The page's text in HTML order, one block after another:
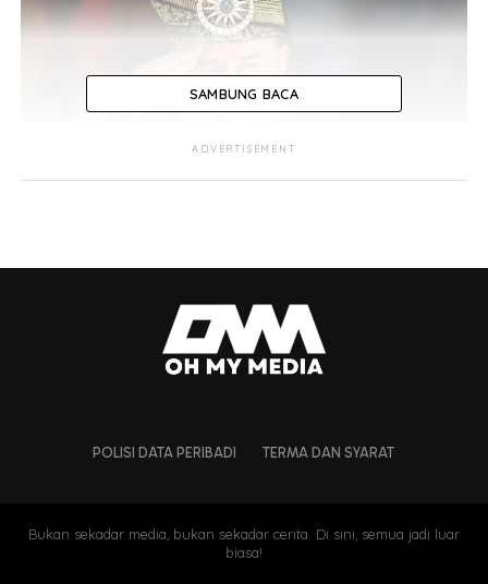
Merujuk kepada laporan dari Bernama, Ahmad ketika
membacakan teks itu berkata, pengisytiharan dilakukan
menurut Fasal (1) Perkara 43 Undang-Undang
Sultan dan Yang dipertuan bagi negeri Kelantan sudah
Mahkota Kelantan.
SAMBUNG BACA
ADVERTISEMENT
POLISI DATA PERIBADI TERMA DAN SYARAT
Bukan sekadar media, bukan sekadar cerita. Di sini, semua jadi luar
biasa!